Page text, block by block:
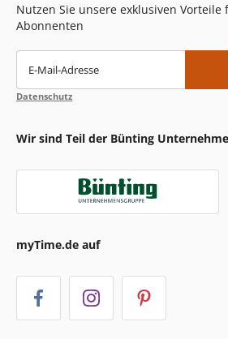
Nutzen Sie unsere exklusiven Vorteile
Abonnenten
E-Mail-Adresse
Datenschutz
Wir sind Teil der Bünting
myTime.de auf